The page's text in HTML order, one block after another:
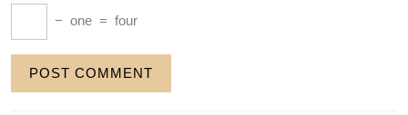
− one = four